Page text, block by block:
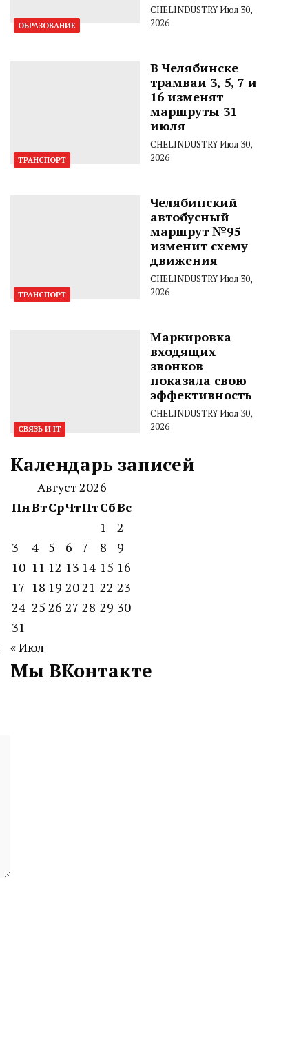
ОБРАЗОВАНИЕ
CHELINDUSTRYИюл 30,
2026
ТРАНСПОРТ
В Челябинске
трамваи 3, 5, 7 и
16 изменят
маршруты 31
июля
CHELINDUSTRYИюл 30,
2026
ТРАНСПОРТ
Челябинский
автобусный
маршрут №95
изменит схему
движения
CHELINDUSTRYИюл 30,
2026
СВЯЗЬ И IT
Маркировка
входящих
звонков
показала свою
эффективность
CHELINDUSTRYИюл 30,
2026
Календарь записей
Август 2026
ПнВтСрЧтПтСбВс
1
2
3
4 5 6 7 8
9
10 11 12 13 14 15 16
17 18 19 2021 22 23
24 25 26 27 28 29 30
31
« Июл
Мы ВКонтакте